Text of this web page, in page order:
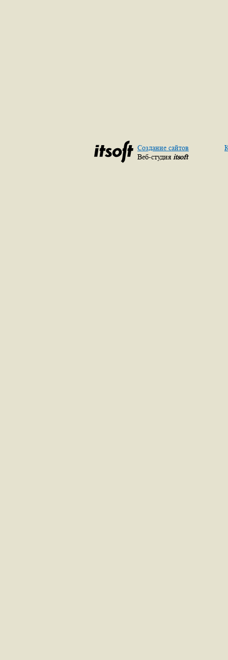
Создание сайтов
Веб-студия itsoft